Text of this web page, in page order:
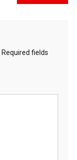
Required fields